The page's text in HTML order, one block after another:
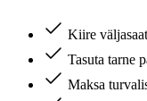
Kiire
Tasuta tarne
Maksa